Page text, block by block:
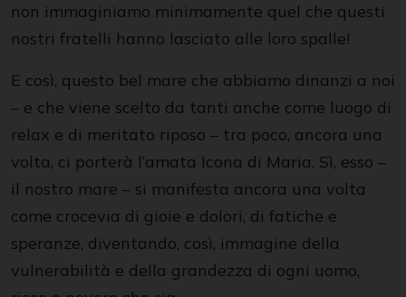
non immaginiamo minimamente quel che questi
nostri fratelli hanno lasciato alle loro spalle!
E così, questo bel mare che abbiamo dinanzi a noi
– e che viene scelto da tanti anche come luogo di
relax e di meritato riposo – tra poco, ancora una
volta, ci porterà l’amata Icona di Maria. Sì, esso –
il nostro mare ­– si manifesta ancora una volta
come crocevia di gioie e dolori, di fatiche e
speranze, diventando, così, immagine della
vulnerabilità e della grandezza di ogni uomo,